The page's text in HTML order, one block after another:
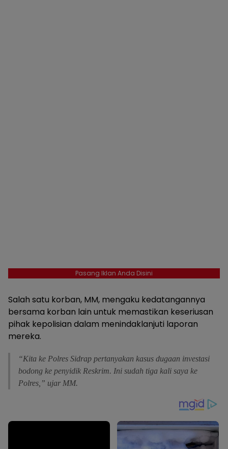
Pasang Iklan Anda Disini
Salah satu korban, MM, mengaku kedatangannya
bersama korban lain untuk memastikan keseriusan
pihak kepolisian dalam menindaklanjuti laporan
mereka.
“Kita ke Polres Sidrap pertanyakan kasus dugaan investasi
bodong ke penyidik Reskrim. Ini sudah tiga kali saya ke
Polres,” ujar MM.